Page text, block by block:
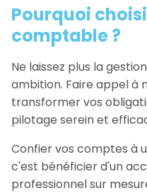
Pourquoi
comptable ?
Ne laissez plus la
ambition. Faire appel à
transformer vos
pilotage serein et
Confier vos comptes à
c'est bénéficier d'un
professionnel sur